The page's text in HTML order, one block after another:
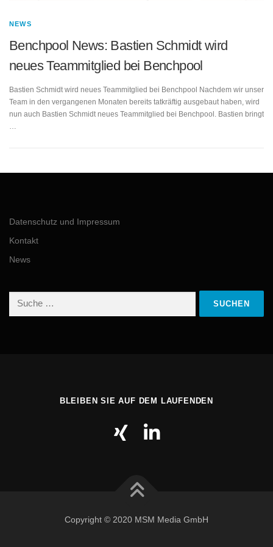
NEWS
Benchpool News: Bastien Schmidt wird
neues Teammitglied bei Benchpool
Bastien Schmidt wird neues Teammitglied bei Benchpool Nachdem wir unser
Team in den vergangenen Monaten bereits tatkräftig ausgebaut haben, wird
nun auch Bastien Schmidt neues Teammitglied bei Benchpool. Bastien bringt
…
Datenschutz und Impressum
Kontakt
News
Suche
BLEIBEN SIE AUF DEM LAUFENDEN
Copyright © 2020 MSM Media GmbH